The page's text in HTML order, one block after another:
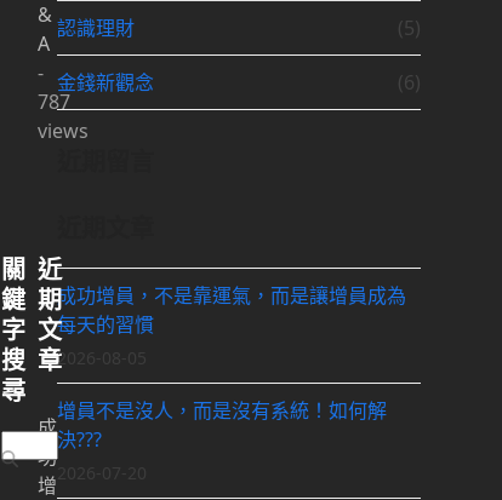
認識理財 (5)
金錢新觀念 (6)
成功增員，不是靠運氣，而是讓增員成為
每天的習慣
2026-08-05
增員不是沒人，而是沒有系統！如何解
決???
&
A
-
787
views
關
鍵
字
搜
尋
Search
近
期
文
章
成
功
增